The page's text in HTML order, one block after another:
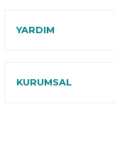
YARDIM
KURUMSAL